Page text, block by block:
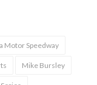
Motor Speedway
Mike Bursley